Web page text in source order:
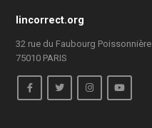
lincorrect.org
32 rue du Faubourg Poissonnière
75010 PARIS